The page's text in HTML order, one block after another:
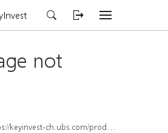
not
ch.ubs.com/produkt/detail/index/isin/CH1574362443